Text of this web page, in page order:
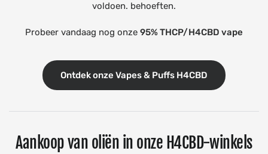
voldoen. behoeften.
Probeer vandaag nog onze95% THCP/H4CBD vape
Ontdek onze Vapes & Puffs H4CBD
Aankoop van oliën in onze H4CBD-winkels